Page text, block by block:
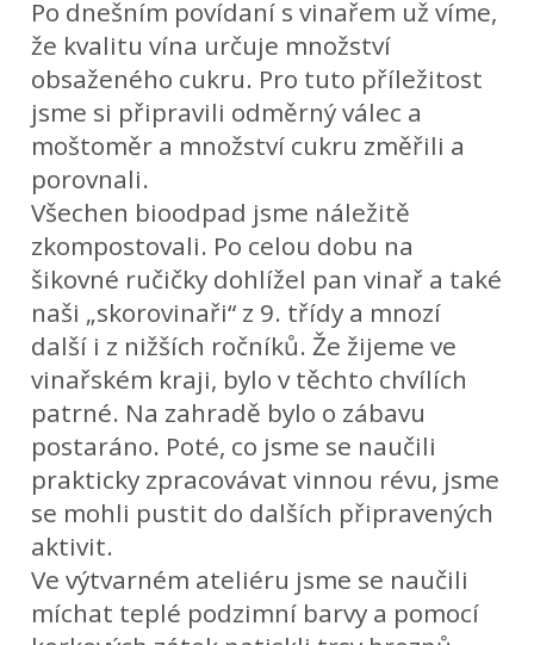
Po dnešním povídaní s vinařem už víme,
že kvalitu vína určuje množství
obsaženého cukru. Pro tuto příležitost
jsme si připravili odměrný válec a
moštoměr a množství cukru změřili a
porovnali.
Všechen bioodpad jsme náležitě
zkompostovali. Po celou dobu na
šikovné ručičky dohlížel pan vinař a také
naši „skorovinaři“ z 9. třídy a mnozí
další i z nižších ročníků. Že žijeme ve
vinařském kraji, bylo v těchto chvílích
patrné. Na zahradě bylo o zábavu
postaráno. Poté, co jsme se naučili
prakticky zpracovávat vinnou révu, jsme
se mohli pustit do dalších připravených
aktivit.
Ve výtvarném ateliéru jsme se naučili
míchat teplé podzimní barvy a pomocí